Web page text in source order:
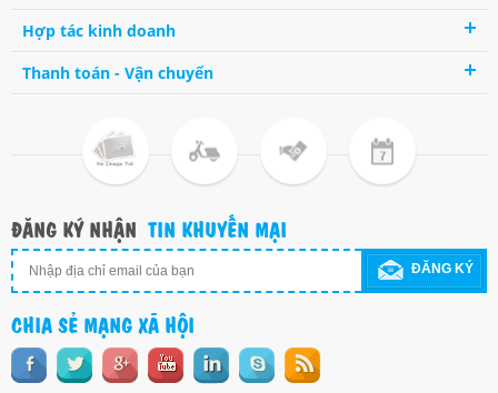
Hợp tác kinh doanh
Thanh toán - Vận chuyển
ĐĂNG KÝ NHẬN TIN KHUYẾN MẠI
ĐĂNG KÝ
CHIA SẺ MẠNG XÃ HỘI